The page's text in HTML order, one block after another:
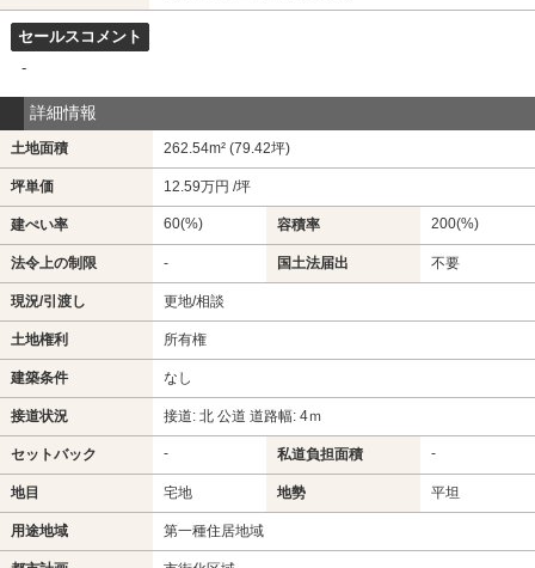
セールスコメント
-
詳細情報
土地面積 262.54m² (79.42坪)
坪単価 12.59万円 /坪
建ぺい率 60(%) 容積率 200(%)
法令上の制限 - 国土法届出 不要
現況/引渡し 更地/相談
土地権利 所有権
建築条件 なし
接道状況 接道: 北 公道 道路幅: 4ｍ
セットバック - 私道負担面積 -
地目 宅地 地勢 平坦
用途地域 第一種住居地域